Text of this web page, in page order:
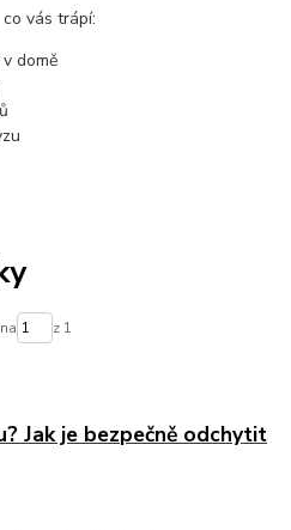
vás trápí:
domě
z 1
Jak je bezpečně odchytit